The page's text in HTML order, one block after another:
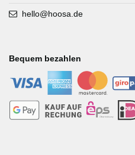
hello@hoosa.de
Bequem bezahlen
-
- -
- - - -